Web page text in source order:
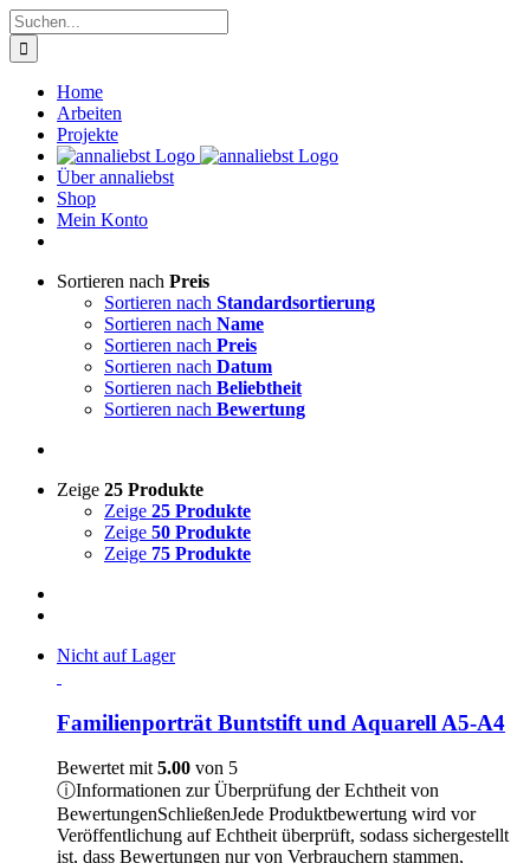
Zum
Inhalt
springen
Suche
nach:
Home
Arbeiten
Projekte
Über annaliebst
Shop
Mein Konto
Sortieren nach Preis
Sortieren nach Standardsortierung
Sortieren nach Name
Sortieren nach Preis
Sortieren nach Datum
Sortieren nach Beliebtheit
Sortieren nach Bewertung
Zeige 25 Produkte
Zeige 25 Produkte
Zeige 50 Produkte
Zeige 75 Produkte
Nicht auf Lager
Familienporträt Buntstift und Aquarell A5-A4
Bewertet mit5.00 von 5
ⓘInformationen zur Überprüfung der Echtheit von
BewertungenSchließenJede Produktbewertung wird vor
Veröffentlichung auf Echtheit überprüft, sodass sichergestellt
ist, dass Bewertungen nur von Verbrauchern stammen,